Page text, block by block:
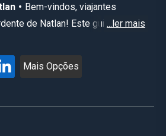
Bem-vindos, viajantes
de Natlan! Este guia
todos os mistérios e
na região do Pyro em Genshin
uma jornada repleta de
Mais Opções